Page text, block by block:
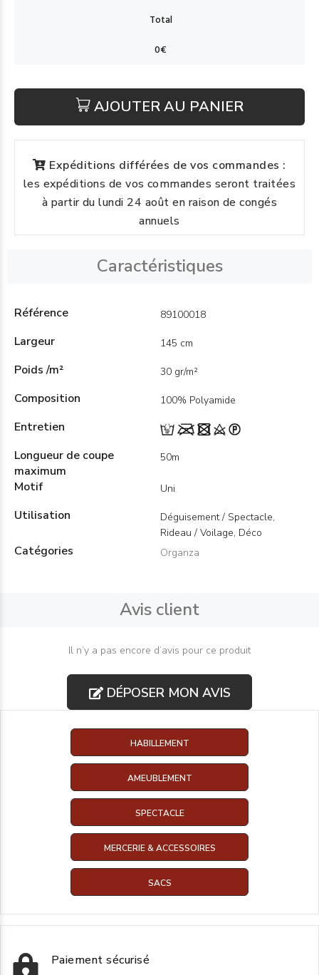
AJOUTER AU PANIER
Expéditions différées de vos commandes :
les expéditions de vos commandes seront traitées
à partir du lundi 24 août en raison de congés
annuels
Caractéristiques
Référence 89100018
Largeur 145 cm
Poids /m² 30 gr/m²
Composition 100% Polyamide
Entretien
Longueur de coupe
maximum
50m
Motif Uni
Utilisation
Déguisement / Spectacle,
Rideau / Voilage, Déco
Catégories Organza
Avis client
Il n’y a pas encore d’avis pour ce produit
DÉPOSER MON AVIS
HABILLEMENT
AMEUBLEMENT
SPECTACLE
MERCERIE & ACCESSOIRES
SACS
Paiement sécurisé